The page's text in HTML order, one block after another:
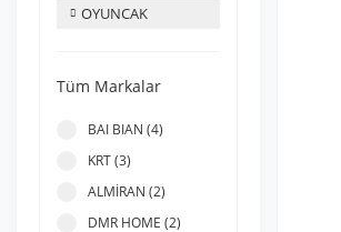
OYUNCAK
Tüm Markalar
BAI BIAN (4)
KRT (3)
ALMİRAN (2)
DMR HOME (2)